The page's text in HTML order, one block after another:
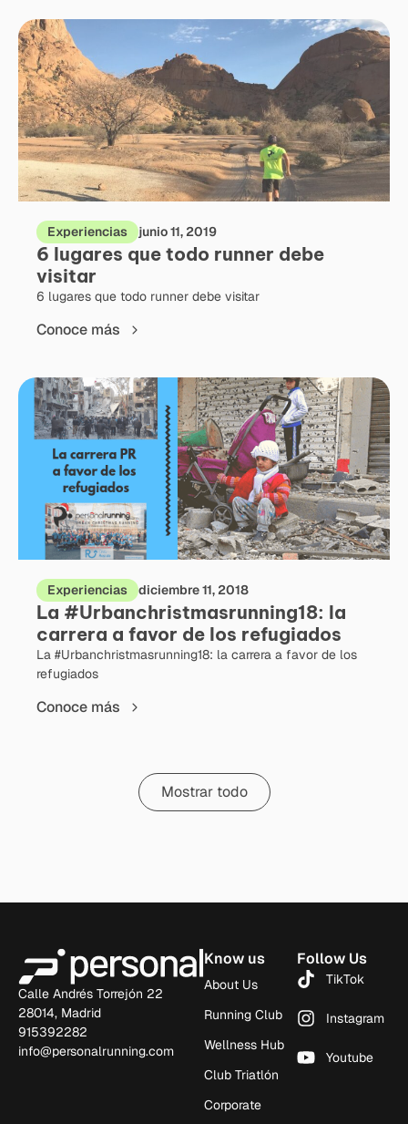
Experiencias junio 11, 2019
6 lugares que todo runner debe
visitar
6 lugares que todo runner debe visitar
Conoce más
Experiencias diciembre 11, 2018
La #Urbanchristmasrunning18: la
carrera a favor de los refugiados
La #Urbanchristmasrunning18: la carrera a favor de los
refugiados
Conoce más
Mostrar todo
Calle Andrés Torrejón 22
28014, Madrid
915392282
info@personalrunning.com
Know us
About Us
Running Club
Wellness Hub
Club Triatlón
Corporate
Follow Us
TikTok
Instagram
Youtube